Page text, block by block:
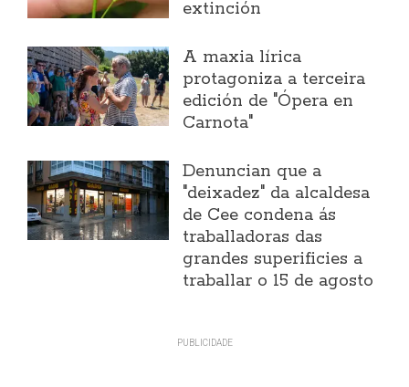
extinción
A maxia lírica
protagoniza a terceira
edición de "Ópera en
Carnota"
Denuncian que a
"deixadez" da alcaldesa
de Cee condena ás
traballadoras das
grandes superificies a
traballar o 15 de agosto